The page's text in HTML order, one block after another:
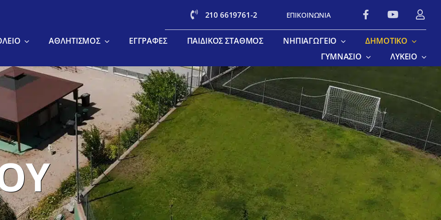
210 6619761-2 ΕΠΙΚΟΙΝΩΝΙΑ
ΑΘΛΗΤΙΣΜΌΣ ΕΓΓΡΑΦΈΣ ΠΑΙΔΙΚΌΣ ΣΤΑΘΜΌΣ ΝΗΠΙΑΓΩΓΕΊΟ
ΔΗΜΟΤΙΚΌ
ΓΥΜΝΆΣΙΟ
ΛΎΚΕΙΟ